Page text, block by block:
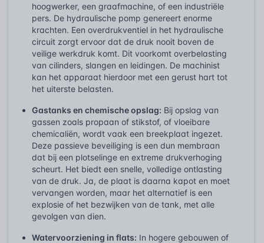
hoogwerker, een graafmachine, of een industriële
pers. De hydraulische pomp genereert enorme
krachten. Een overdrukventiel in het hydraulische
circuit zorgt ervoor dat de druk nooit boven de
veilige werkdruk komt. Dit voorkomt overbelasting
van cilinders, slangen en leidingen. De machinist
kan het apparaat hierdoor met een gerust hart tot
het uiterste belasten.
Gastanks en chemische opslag: Bij opslag van
gassen zoals propaan of stikstof, of vloeibare
chemicaliën, wordt vaak een breekplaat ingezet.
Deze passieve beveiliging is een dun membraan
dat bij een plotselinge en extreme drukverhoging
scheurt. Het biedt een snelle, volledige ontlasting
van de druk. Ja, de plaat is daarna kapot en moet
vervangen worden, maar het alternatief is een
explosie of het bezwijken van de tank, met alle
gevolgen van dien.
Watervoorziening in flats: In hogere gebouwen of